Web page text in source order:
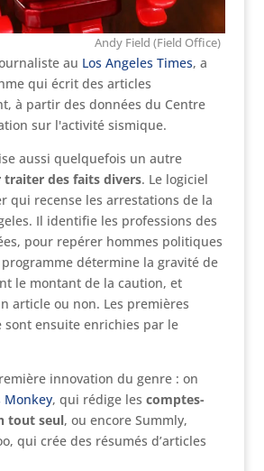
Andy Field (Field Office)
au Los Angeles Times, a
qui écrit des articles
à partir des données du Centre
sur l'activité sismique.
aussi quelquefois un autre
des faits divers. Le logiciel
qui recense les arrestations de la
Il identifie les professions des
pour repérer hommes politiques
détermine la gravité de
le montant de la caution, et
article ou non. Les premières
sont ensuite enrichies par le
innovation du genre : on
Monkey, qui rédige les comptes-
tout seul, ou encore Summly,
qui crée des résumés d’articles